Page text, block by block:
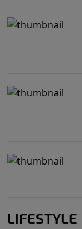
LIFESTYLE